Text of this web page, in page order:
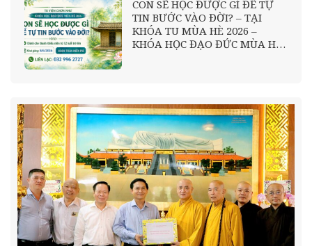
CON SẼ HỌC ĐƯỢC GÌ ĐỂ TỰ
TIN BƯỚC VÀO ĐỜI? – TẠI
KHÓA TU MÙA HÈ 2026 –
KHÓA HỌC ĐẠO ĐỨC MÙA HÈ